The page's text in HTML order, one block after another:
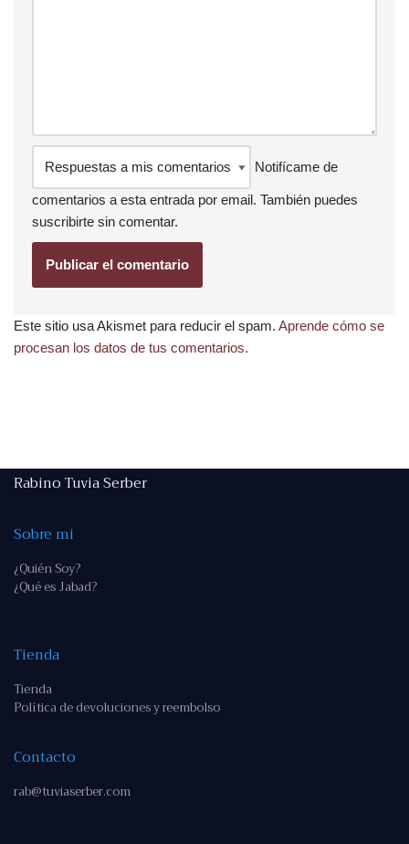
Notifícame de
comentarios a esta entrada por email. También puedes
suscribirte sin comentar.
Este sitio usa Akismet para reducir el spam. Aprende cómo se
procesan los datos de tus comentarios.
Rabino Tuvia Serber
Sobre mi
¿Quién Soy?
¿Qué es Jabad?
Tienda
Tienda
Política de devoluciones y reembolso
Contacto
rab@tuviaserber.com